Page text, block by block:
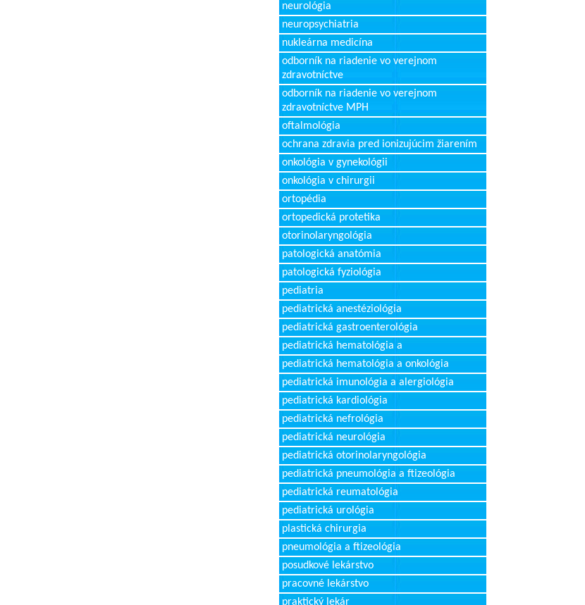
neurológia
neuropsychiatria
nukleárna medicína
odborník na riadenie vo verejnom
zdravotníctve
odborník na riadenie vo verejnom
zdravotníctve MPH
oftalmológia
ochrana zdravia pred ionizujúcim žiarením
onkológia v gynekológii
onkológia v chirurgii
ortopédia
ortopedická protetika
otorinolaryngológia
patologická anatómia
patologická fyziológia
pediatria
pediatrická anestéziológia
pediatrická gastroenterológia
pediatrická hematológia a
pediatrická hematológia a onkológia
pediatrická imunológia a alergiológia
pediatrická kardiológia
pediatrická nefrológia
pediatrická neurológia
pediatrická otorinolaryngológia
pediatrická pneumológia a ftizeológia
pediatrická reumatológia
pediatrická urológia
plastická chirurgia
pneumológia a ftizeológia
posudkové lekárstvo
pracovné lekárstvo
praktický lekár